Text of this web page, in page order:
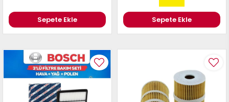
Sepete Ekle Sepete Ekle